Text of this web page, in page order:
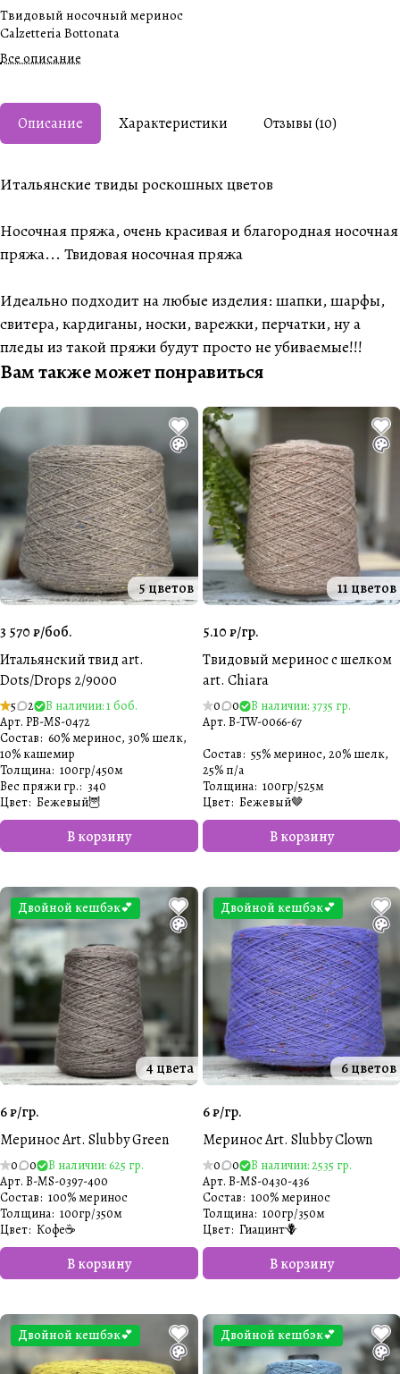
Твидовый носочный меринос
Calzetteria Bottonata
Все описание
Описание Характеристики Отзывы (10)
Итальянские твиды роскошных цветов
Носочная пряжа, очень красивая и благородная носочная
пряжа... Твидовая носочная пряжа
Идеально подходит на любые изделия: шапки, шарфы,
свитера, кардиганы, носки, варежки, перчатки, ну а
пледы из такой пряжи будут просто не убиваемые!!!
Вам также может понравиться
5 цветов
3 570 ₽/боб.
Итальянский твид art.
Dots/Drops 2/9000
5 2
В наличии: 1 боб.
Арт. PB-MS-0472
В корзину
Состав: 60% меринос, 30% шелк,
10% кашемир
Толщина: 100гр/450м
Вес пряжи гр.: 340
Цвет: Бежевый🦉
11 цветов
5.10 ₽/гр.
Твидовый меринос с шелком
art. Chiara
0 0
В наличии: 3735 гр.
Арт. B-TW-0066-67
В корзину
Состав: 55% меринос, 20% шелк,
25% п/а
Толщина: 100гр/525м
Цвет: Бежевый🤎
Двойной кешбэк💕
4 цвета
6 ₽/гр.
Меринос Art. Slubby Green
0 0
В наличии: 625 гр.
Арт. B-MS-0397-400
В корзину
Состав: 100% меринос
Толщина: 100гр/350м
Цвет: Кофе☕️
Двойной кешбэк💕
6 цветов
6 ₽/гр.
Меринос Art. Slubby Clown
0 0
В наличии: 2535 гр.
Арт. B-MS-0430-436
В корзину
Состав: 100% меринос
Толщина: 100гр/350м
Цвет: Гиацинт🪻
Двойной кешбэк💕 Двойной кешбэк💕